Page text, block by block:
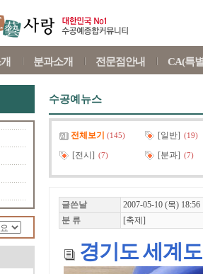
분과소개 전문점안내 CA(특
수공예뉴스
전체보기 (145) [일반] (19)
[전시] (7) [분과] (7)
글쓴날
2007-05-10 (목) 18:56
분 류
[축제]
경기도 세계